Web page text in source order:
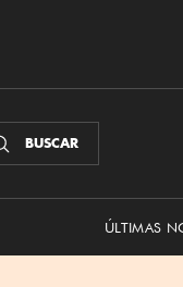
BUSCAR
ÚLTIMAS